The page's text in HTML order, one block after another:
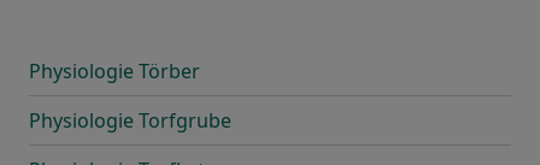
Physiologie Törber
Physiologie Torfgrube